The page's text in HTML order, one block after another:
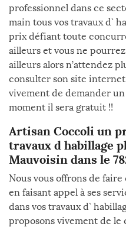
professionnel dans ce
main tous vos travaux d`
prix défiant toute
ailleurs et vous ne
ailleurs alors n’attendez
consulter son site
vivement de demander
moment il sera gratuit !!
Artisan Coccoli un
travaux d habillage
Mauvoisin dans le
Nous vous offrons de
en faisant appel à ses
dans vos travaux d`
proposons vivement de